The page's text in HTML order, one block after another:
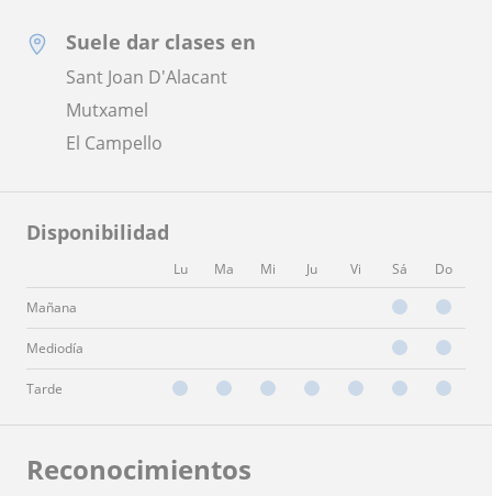
Suele dar clases en
Sant Joan D'Alacant
Mutxamel
El Campello
Disponibilidad
Lu Ma Mi Ju Vi Sá Do
Mañana
Mediodía
Tarde
Reconocimientos